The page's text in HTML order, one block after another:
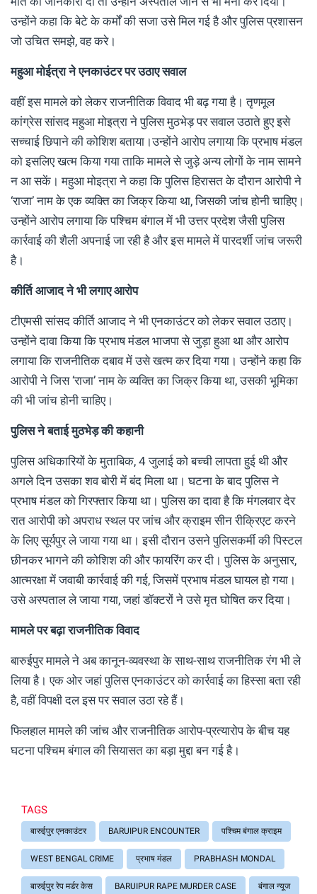
उन्होंने कहा कि बेटे के कर्मों की सजा उसे मिल गई है और पुलिस प्रशासन
जो उचित समझे, वह करे।
महुआ मोईत्रा ने एनकाउंटर पर उठाए सवाल
वहीं इस मामले को लेकर राजनीतिक विवाद भी बढ़ गया है। तृणमूल
कांग्रेस सांसद महुआ मोइत्रा ने पुलिस मुठभेड़ पर सवाल उठाते हुए इसे
सच्चाई छिपाने की कोशिश बताया।उन्होंने आरोप लगाया कि प्रभाष मंडल
को इसलिए खत्म किया गया ताकि मामले से जुड़े अन्य लोगों के नाम सामने
न आ सकें। महुआ मोइत्रा ने कहा कि पुलिस हिरासत के दौरान आरोपी ने
‘राजा’ नाम के एक व्यक्ति का जिक्र किया था, जिसकी जांच होनी चाहिए।
उन्होंने आरोप लगाया कि पश्चिम बंगाल में भी उत्तर प्रदेश जैसी पुलिस
कार्रवाई की शैली अपनाई जा रही है और इस मामले में पारदर्शी जांच जरूरी
है।
कीर्ति आजाद ने भी लगाए आरोप
टीएमसी सांसद कीर्ति आजाद ने भी एनकाउंटर को लेकर सवाल उठाए।
उन्होंने दावा किया कि प्रभाष मंडल भाजपा से जुड़ा हुआ था और आरोप
लगाया कि राजनीतिक दबाव में उसे खत्म कर दिया गया। उन्होंने कहा कि
आरोपी ने जिस ‘राजा’ नाम के व्यक्ति का जिक्र किया था, उसकी भूमिका
की भी जांच होनी चाहिए।
पुलिस ने बताई मुठभेड़ की कहानी
पुलिस अधिकारियों के मुताबिक, 4 जुलाई को बच्ची लापता हुई थी और
अगले दिन उसका शव बोरी में बंद मिला था। घटना के बाद पुलिस ने
प्रभाष मंडल को गिरफ्तार किया था। पुलिस का दावा है कि मंगलवार देर
रात आरोपी को अपराध स्थल पर जांच और क्राइम सीन रीक्रिएट करने
के लिए सूर्यपुर ले जाया गया था। इसी दौरान उसने पुलिसकर्मी की पिस्टल
छीनकर भागने की कोशिश की और फायरिंग कर दी। पुलिस के अनुसार,
आत्मरक्षा में जवाबी कार्रवाई की गई, जिसमें प्रभाष मंडल घायल हो गया।
उसे अस्पताल ले जाया गया, जहां डॉक्टरों ने उसे मृत घोषित कर दिया।
मामले पर बढ़ा राजनीतिक विवाद
बारुईपुर मामले ने अब कानून-व्यवस्था के साथ-साथ राजनीतिक रंग भी ले
लिया है। एक ओर जहां पुलिस एनकाउंटर को कार्रवाई का हिस्सा बता रही
है, वहीं विपक्षी दल इस पर सवाल उठा रहे हैं।
फिलहाल मामले की जांच और राजनीतिक आरोप-प्रत्यारोप के बीच यह
घटना पश्चिम बंगाल की सियासत का बड़ा मुद्दा बन गई है।
TAGS
बारुईपुर एनकाउंटर BARUIPUR ENCOUNTER पश्चिम बंगाल क्राइम
WEST BENGAL CRIME प्रभाष मंडल PRABHASH MONDAL
बारुईपुर रेप मर्डर केस BARUIPUR RAPE MURDER CASE बंगाल न्यूज